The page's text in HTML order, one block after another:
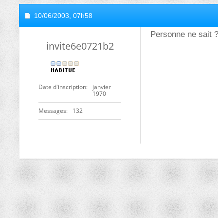
10/06/2003, 07h58
invite6e0721b2
Date d'inscription
janvier
1970
Messages 132
Personne ne sait